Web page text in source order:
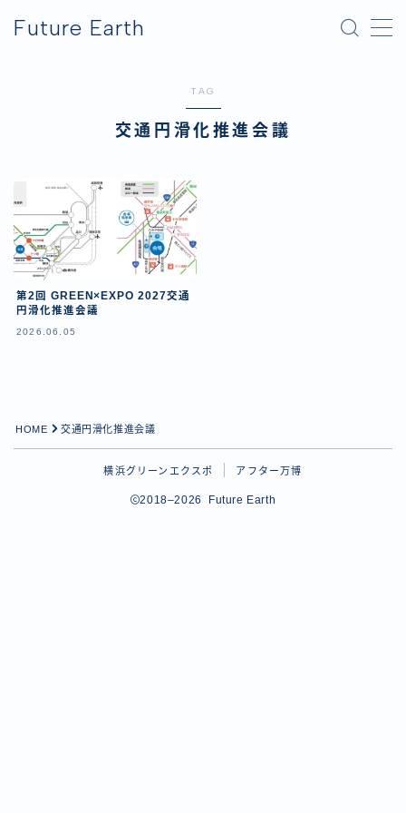
Future Earth
横浜グリーンエクスポ
TAG
交通円滑化推進会議
第2回 GREEN×EXPO 2027交通
円滑化推進会議
2026.06.05
HOME 交通円滑化推進会議
横浜グリーンエクスポ アフター万博
2018–2026 Future Earth